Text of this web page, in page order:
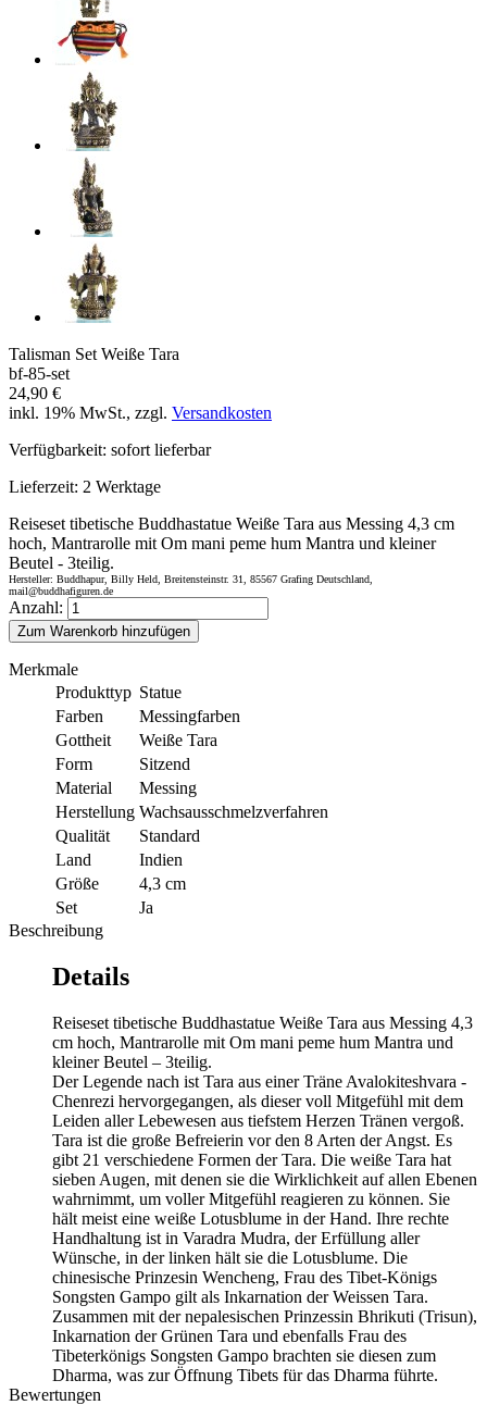
Talisman Set Weiße Tara
bf-85-set
24,90 €
inkl. 19% MwSt., zzgl. Versandkosten
Verfügbarkeit: sofort lieferbar
Lieferzeit: 2 Werktage
Reiseset tibetische Buddhastatue Weiße Tara aus Messing 4,3 cm
hoch, Mantrarolle mit Om mani peme hum Mantra und kleiner
Beutel - 3teilig.
Hersteller: Buddhapur, Billy Held, Breitensteinstr. 31, 85567 Grafing Deutschland,
mail@buddhafiguren.de
Anzahl:
Zum Warenkorb hinzufügen
Merkmale
Produkttyp Statue
Farben
Messingfarben
Gottheit
Weiße Tara
Form
Sitzend
Material
Messing
Herstellung Wachsausschmelzverfahren
Qualität
Standard
Land
Indien
Größe
4,3 cm
Set
Ja
Beschreibung
Details
Reiseset tibetische Buddhastatue Weiße Tara aus Messing 4,3
cm hoch, Mantrarolle mit Om mani peme hum Mantra und
kleiner Beutel – 3teilig.
Der Legende nach ist Tara aus einer Träne Avalokiteshvara -
Chenrezi hervorgegangen, als dieser voll Mitgefühl mit dem
Leiden aller Lebewesen aus tiefstem Herzen Tränen vergoß.
Tara ist die große Befreierin vor den 8 Arten der Angst. Es
gibt 21 verschiedene Formen der Tara. Die weiße Tara hat
sieben Augen, mit denen sie die Wirklichkeit auf allen Ebenen
wahrnimmt, um voller Mitgefühl reagieren zu können. Sie
hält meist eine weiße Lotusblume in der Hand. Ihre rechte
Handhaltung ist in Varadra Mudra, der Erfüllung aller
Wünsche, in der linken hält sie die Lotusblume. Die
chinesische Prinzesin Wencheng, Frau des Tibet-Königs
Songsten Gampo gilt als Inkarnation der Weissen Tara.
Zusammen mit der nepalesischen Prinzessin Bhrikuti (Trisun),
Inkarnation der Grünen Tara und ebenfalls Frau des
Tibeterkönigs Songsten Gampo brachten sie diesen zum
Dharma, was zur Öffnung Tibets für das Dharma führte.
Bewertungen